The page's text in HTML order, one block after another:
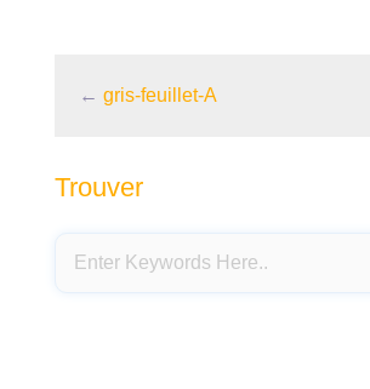
← gris-feuillet-A
Trouver